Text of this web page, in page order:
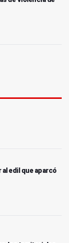
al edil que aparcó